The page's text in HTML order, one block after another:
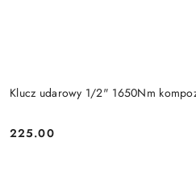
Klucz udarowy 1/2" 1650Nm
Cena:
225.00